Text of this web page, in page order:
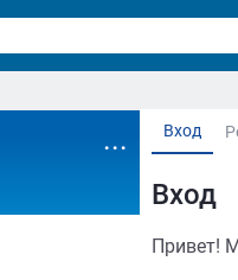
Вход
Вход
Привет!
...